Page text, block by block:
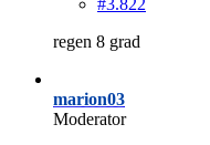
regen 8 grad
marion03
Moderator